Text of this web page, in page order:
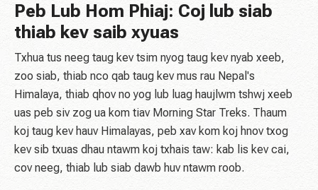
Peb Lub Hom Phiaj: Coj lub siab
thiab kev saib xyuas
Txhua tus neeg taug kev tsim nyog taug kev nyab xeeb,
zoo siab, thiab nco qab taug kev mus rau Nepal's
Himalaya, thiab qhov no yog lub luag haujlwm tshwj xeeb
uas peb siv zog ua kom tiav Morning Star Treks. Thaum
koj taug kev hauv Himalayas, peb xav kom koj hnov ​​​​txog
kev sib txuas dhau ntawm koj txhais taw: kab lis kev cai,
cov neeg, thiab lub siab dawb huv ntawm roob.